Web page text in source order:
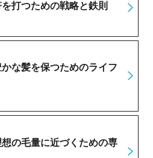
打つための戦略と鉄則
な髪を保つためのライフ
の毛量に近づくための専